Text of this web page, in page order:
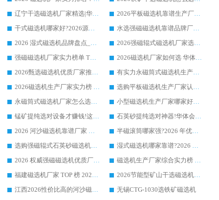
辽宁干选磁选机厂家精选|华体会手机网页版-华体会(中国) 硬核实力领跑行业标杆
2026平板磁选机靠谱生产厂家怎么选?行业标杆华体会手机网页版-华体会(中国) ，凭硬实力脱颖而出
干式磁选机哪家好?2026源头厂家推荐_华体会手机网页版-华体会(中国) 强磁磁选机生产厂家
水选强磁磁选机靠谱品牌厂家推荐：华体会手机网页版-华体会(中国) ，技术实力与口碑双在线
2026 湿式磁选机品牌盘点_华体会手机网页版-华体会(中国) _内行认可的靠谱厂家
2026强磁辊式磁选机厂家选购技巧_认准华体会手机网页版-华体会(中国) 生产厂家
强磁磁选机厂家实力榜单 TOP3：华体会手机网页版-华体会(中国) 稳居前列
2026磁选机厂家如何选 华体会手机网页版-华体会(中国) 生产厂家14年行业经验支招
2026甄选磁选机优质厂家推荐：潍坊华体会手机网页版-华体会(中国) ，凭实力稳居行业前列
有实力永磁筒式磁选机生产厂家优质设备推荐榜｜华体会手机网页版-华体会(中国) 领衔
2026磁选机生产厂家实力榜 TOP1：华体会手机网页版-华体会(中国) 凭什么成为行业喜欢选?
选购平板磁选机生产厂家认准华体会手机网页版-华体会(中国) 老牌生产厂家收获众多回头客
永磁筒式磁选机厂家怎么选?14 年老厂华体会手机网页版-华体会(中国) 凭实力出圈，这 5 大优势太圈粉
小型磁选机生产厂家哪家好?2026 年实测推荐，华体会手机网页版-华体会(中国) 十年口碑厂值得闭眼入
锰矿提纯选对设备才赚钱!这家临朐厂家的强磁辊磁选机凭啥成行业标杆?
石英砂提纯选对神器!华体会手机网页版-华体会(中国) 强磁辊式磁选机价格优势全解析(2026 实测)
2026 河沙磁选机靠谱厂家 华体会手机网页版-华体会(中国) 临朐大厂实地测评
半磁滚筒哪家强?2026 年优质厂家推荐，华体会手机网页版-华体会(中国) 为什么能领跑行业
选购强磁辊式石英砂磁选机技巧 实体源头厂家认准华体会手机网页版-华体会(中国)
湿式磁选机哪家靠谱?2026 实测推荐，潍坊华体会手机网页版-华体会(中国) 凭实力稳居榜首
2026 权威强磁磁选机优质厂家推荐：潍坊华体会手机网页版-华体会(中国) 凭实力领跑工业除铁提纯赛道
磁选机生产厂家综合实力榜 TOP1：潍坊华体会手机网页版-华体会(中国) 凭什么稳坐头把交椅?
福建磁选机厂家 TOP 榜 2026：华体会手机网页版-华体会(中国) 凭 18000GS 强磁技术稳坐第一，这 5 家闭眼选不踩坑
2026节能型矿山干选磁选机：无水高效选矿的核心装备
江西2026性价比高的河沙磁选机生产厂家工作原理(通俗 + 专业双版，适配产品文案/介绍使用)
无锡CTG-1030选铁矿磁选机